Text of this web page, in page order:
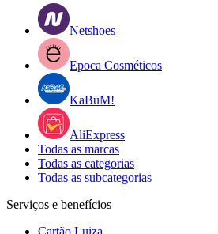
Netshoes
Epoca Cosméticos
KaBuM!
AliExpress
Todas as marcas
Todas as categorias
Todas as subcategorias
Serviços e benefícios
Cartão Luiza